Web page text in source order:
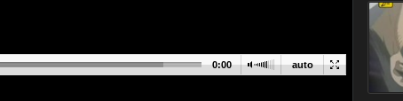
auto
0:00